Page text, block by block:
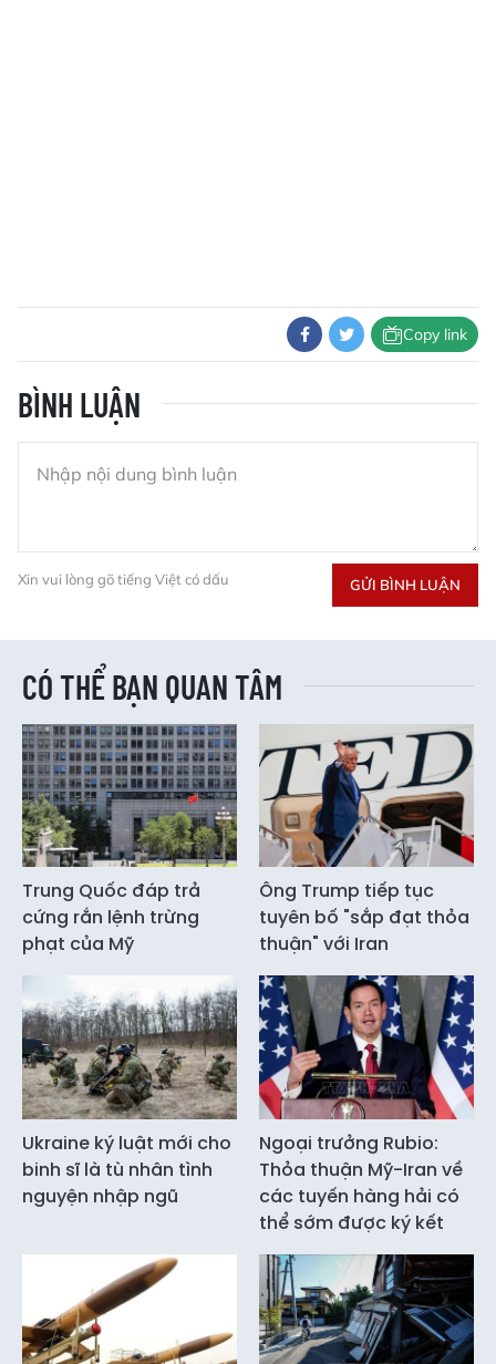
Copy link
BÌNH LUẬN
Xin vui lòng gõ tiếng Việt có dấu GỬI BÌNH LUẬN
CÓ THỂ BẠN QUAN TÂM
Trung Quốc đáp trả
cứng rắn lệnh trừng
phạt của Mỹ
Ông Trump tiếp tục
tuyên bố "sắp đạt thỏa
thuận" với Iran
Ukraine ký luật mới cho
binh sĩ là tù nhân tình
nguyện nhập ngũ
Ngoại trưởng Rubio:
Thỏa thuận Mỹ-Iran về
các tuyến hàng hải có
thể sớm được ký kết